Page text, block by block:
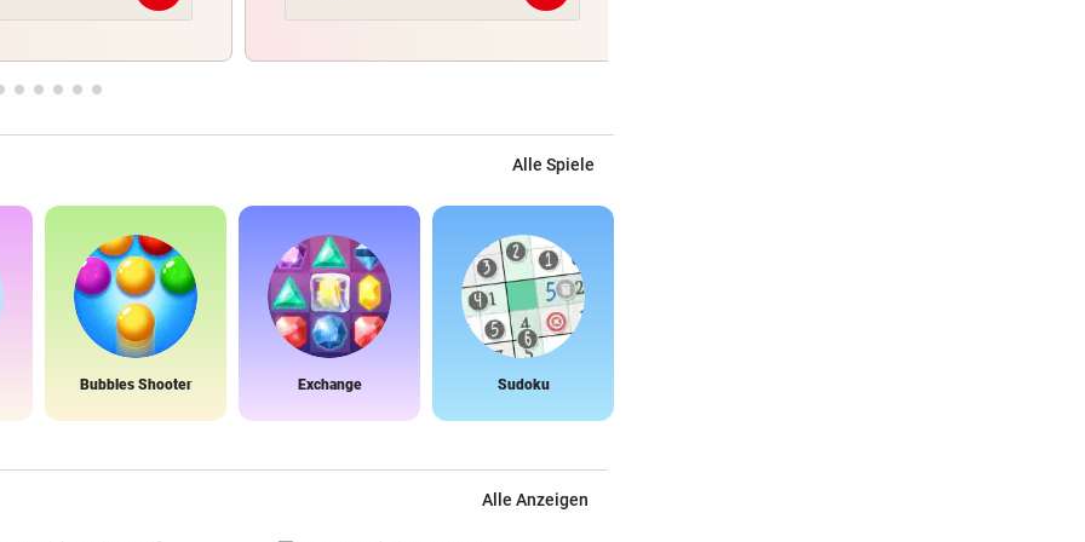
Alle Spiele
Bubbles Shooter Exchange Sudoku
Alle Anzeigen